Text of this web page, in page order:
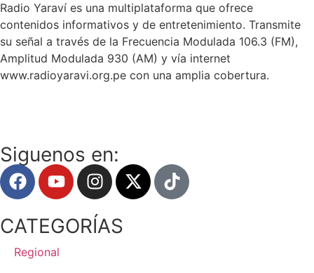
Radio Yaraví es una multiplataforma que ofrece
contenidos informativos y de entretenimiento. Transmite
su señal a través de la Frecuencia Modulada 106.3 (FM),
Amplitud Modulada 930 (AM) y vía internet
www.radioyaravi.org.pe con una amplia cobertura.
Siguenos en:
CATEGORÍAS
Regional